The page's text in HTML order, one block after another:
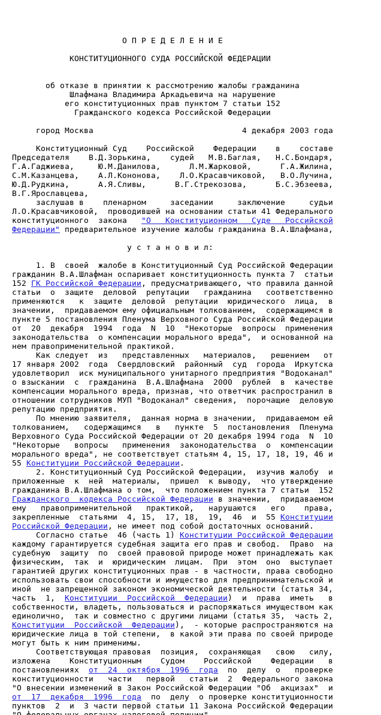
                       О П Р Е Д Е Л Е Н И Е
            КОНСТИТУЦИОННОГО СУДА РОССИЙСКОЙ ФЕДЕРАЦИИ
             Гражданского кодекса Российской Федерации
     город Москва                               4 декабря 2003 года
     Конституционный Суд    Российской    Федерации    в    составе
Председателя    В.Д.Зорькина,    судей   М.В.Баглая,   Н.С.Бондаря,
Г.А.Гаджиева,     Ю.М.Данилова,      Л.М.Жарковой,      Г.А.Жилина,
С.М.Казанцева,    А.Л.Кононова,    Л.О.Красавчиковой,   В.О.Лучина,
Ю.Д.Рудкина,      А.Я.Сливы,      В.Г.Стрекозова,      Б.С.Эбзеева,
     заслушав в    пленарном     заседании     заключение     судьи
Л.О.Красавчиковой,  проводившей на основании статьи 41 Федерального
конституционного  закона
"О   Конституционном   Суде   Российской
Федерации"
предварительное изучение жалобы гражданина В.А.Шлафмана,
                        у с т а н о в и л:
     1. В  своей  жалобе в Конституционный Суд Российской Федерации
гражданин В.А.Шлафман оспаривает конституционность пункта 7  статьи
152 ГК Российской Федерации , предусматривающего, что правила данной
статьи  о  защите  деловой  репутации   гражданина   соответственно
применяются   к  защите  деловой  репутации  юридического  лица,  в
значении,  придаваемом ему официальным толкованием,  содержащимся в
пункте 5 постановления Пленума Верховного Суда Российской Федерации
от  20  декабря  1994  года  N  10  "Некоторые  вопросы  применения
законодательства  о компенсации морального вреда",  и основанной на
     Как следует  из   представленных   материалов,   решением   от
17 января 2002  года  Свердловский  районный  суд  города  Иркутска
удовлетворил  иск муниципального унитарного предприятия "Водоканал"
о взыскании  с  гражданина  В.А.Шлафмана  2000  рублей  в  качестве
компенсации морального вреда, признав, что ответчик распространил в
отношении сотрудников МУП "Водоканал" сведения,  порочащие  деловую
     По мнению заявителя,  данная норма в значении,  придаваемом ей
толкованием,   содержащимся   в   пункте  5  постановления  Пленума
Верховного Суда Российской Федерации от 20 декабря 1994 года  N  10
"Некоторые   вопросы   применения  законодательства  о  компенсации
морального вреда", не соответствует статьям 4, 15, 17, 18, 19, 46 и
55 Конституции Российской Федерации
     2. Конституционный Суд Российской Федерации,  изучив жалобу  и
приложенные  к  ней  материалы,  пришел  к выводу,  что утверждение
Гражданского  кодекса Российской Федерации в значении,  придаваемом
ему   правоприменительной   практикой,   нарушаются   его    права,
закрепленные  статьями  4, 15,  17, 18,  19,  46  и  55 Конституции
Российской Федерации
     Согласно статье  46 (часть 1)
Конституции Российской Федерации
каждому гарантируется судебная защита его прав и свобод.  Право  на
судебную  защиту  по  своей правовой природе может принадлежать как
физическим,  так  и  юридическим  лицам.  При  этом  оно  выступает
гарантией других конституционных прав - в частности, права свободно
использовать свои способности и имущество для предпринимательской и
иной  не запрещенной законом экономической деятельности (статья 34,
часть  1, Конституции  Российской  Федерации )  и  права  иметь   в
собственности, владеть, пользоваться и распоряжаться имуществом как
Конституции  Российской  Федерации ),  - которые распространяются на
юридические лица в той степени,  в какой эти права по своей природе
     Соответствующая правовая  позиция,  сохраняющая   свою   силу,
изложена    Конституционным    Судом    Российской    Федерации   в
постановлениях от  24  октября  1996  года
  по  делу  о   проверке
конституционности   части   первой   статьи  2  Федерального закона
от  17  декабря  1996  года
  по  делу  о проверке конституционности
пунктов  2  и  3 части первой статьи 11 Закона Российской Федерации